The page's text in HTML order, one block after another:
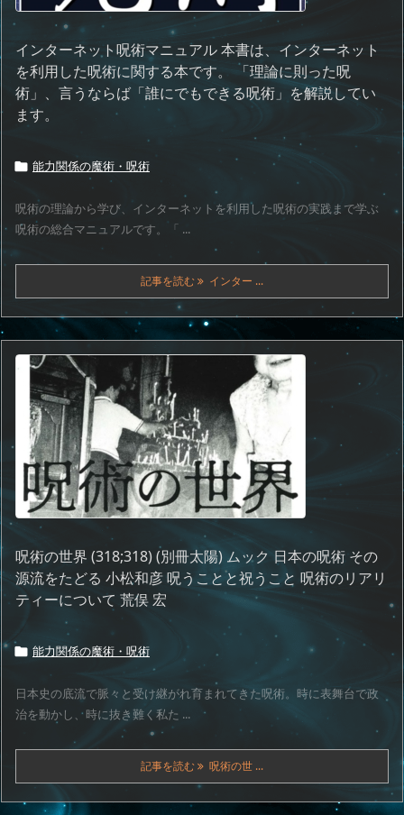
インターネット呪術マニュアル 本書は、インターネット
を利用した呪術に関する本です。 「理論に則った呪
術」、言うならば「誰にでもできる呪術」を解説してい
ます。
 能力関係の魔術・呪術
呪術の理論から学び、インターネットを利用した呪術の実践まで学ぶ
呪術の総合マニュアルです。「 ...
記事を読む インター ...
呪術の世界 (318;318) (別冊太陽) ムック 日本の呪術 その
源流をたどる 小松和彦 呪うことと祝うこと 呪術のリアリ
ティーについて 荒俣 宏
 能力関係の魔術・呪術
日本史の底流で脈々と受け継がれ育まれてきた呪術。時に表舞台で政
治を動かし、時に抜き難く私た ...
記事を読む 呪術の世 ...